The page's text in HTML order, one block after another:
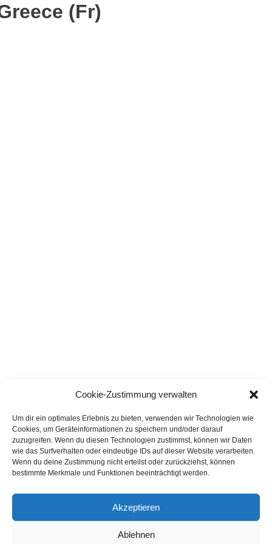
Cookie-Zustimmung verwalten
Um dir ein optimales Erlebnis zu bieten, verwenden wir Technologien wie
Cookies, um Geräteinformationen zu speichern und/oder darauf
zuzugreifen. Wenn du diesen Technologien zustimmst, können wir Daten
wie das Surfverhalten oder eindeutige IDs auf dieser Website verarbeiten.
Wenn du deine Zustimmung nicht erteilst oder zurückziehst, können
bestimmte Merkmale und Funktionen beeinträchtigt werden.
Akzeptieren
Ablehnen
(Fr)